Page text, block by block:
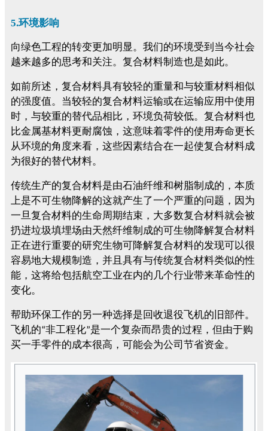
5.环境影响
向绿色工程的转变更加明显。我们的环境受到当今社会
越来越多的思考和关注。复合材料制造也是如此。
如前所述，复合材料具有较轻的重量和与较重材料相似
的强度值。当较轻的复合材料运输或在运输应用中使用
时，与较重的替代品相比，环境负荷较低。复合材料也
比金属基材料更耐腐蚀，这意味着零件的使用寿命更长
从环境的角度来看，这些因素结合在一起使复合材料成
为很好的替代材料。
传统生产的复合材料是由石油纤维和树脂制成的，本质
上是不可生物降解的这就产生了一个严重的问题，因为
一旦复合材料的生命周期结束，大多数复合材料就会被
扔进垃圾填埋场由天然纤维制成的可生物降解复合材料
正在进行重要的研究生物可降解复合材料的发现可以很
容易地大规模制造，并且具有与传统复合材料类似的性
能，这将给包括航空工业在内的几个行业带来革命性的
变化。
帮助环保工作的另一种选择是回收退役飞机的旧部件。
飞机的“非工程化”是一个复杂而昂贵的过程，但由于购
买一手零件的成本很高，可能会为公司节省资金。